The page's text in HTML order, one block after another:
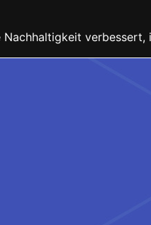
Nachhaltigkeit